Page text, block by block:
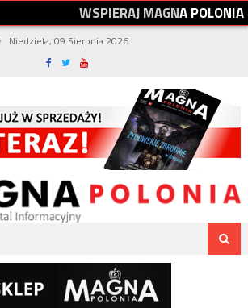
WSPIERAJMAGNAPOLONIA
Niedziela, 09 Sierpnia 2026